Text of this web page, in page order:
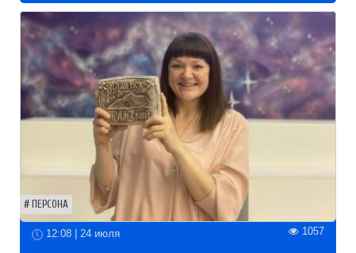
ПЕРСОНА
12:08 | 24 июля 1057